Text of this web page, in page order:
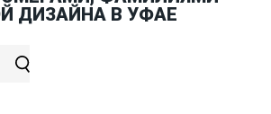
ДИЗАЙНА В УФАЕ